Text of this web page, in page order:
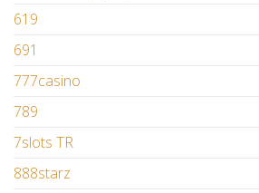
619
691
777casino
789
7slots TR
888starz